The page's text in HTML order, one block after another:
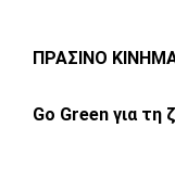
ΠΡΑΣΙΝΟ
Go Green για τη